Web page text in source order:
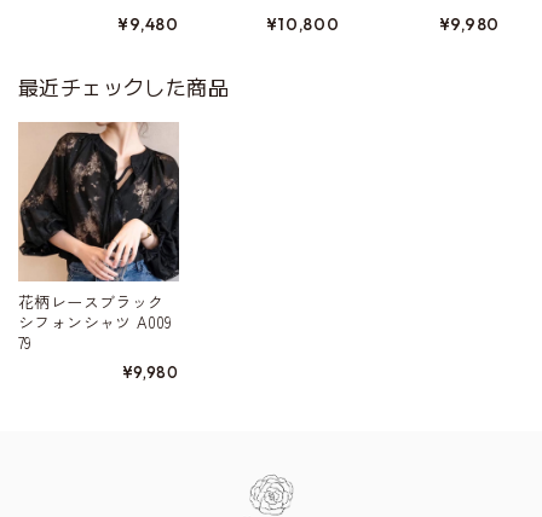
¥9,480 ¥10,800 ¥9,980
最近チェックした商品
花柄レースブラック
シフォンシャツ A009
79
¥9,980